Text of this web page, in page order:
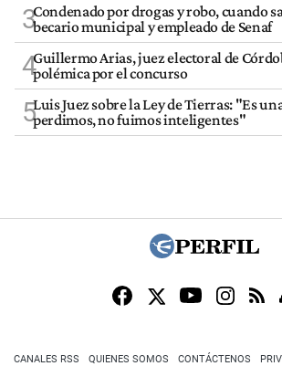
3Condenado por drogas y robo, cuando
becario municipal y empleado de Senaf
4Guillermo Arias, juez electoral de
polémica por el concurso
5Luis Juez sobre la Ley de Tierras: "Es
perdimos, no fuimos inteligentes"
CANALES RSS QUIENES SOMOS CONTÁCTENOS